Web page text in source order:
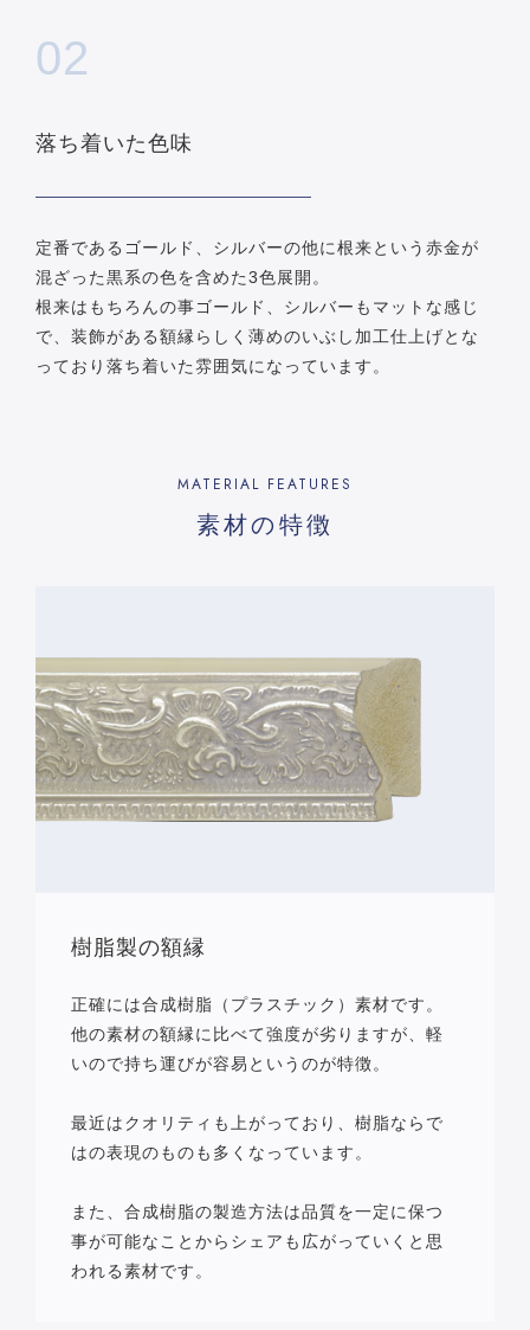
02
落ち着いた色味
定番であるゴールド、シルバーの他に根来という赤金が
混ざった黒系の色を含めた3色展開。
根来はもちろんの事ゴールド、シルバーもマットな感じ
で、装飾がある額縁らしく薄めのいぶし加工仕上げとな
っており落ち着いた雰囲気になっています。
素材の特徴
MATERIAL FEATURES
樹脂製の額縁
正確には合成樹脂（プラスチック）素材です。
他の素材の額縁に比べて強度が劣りますが、軽
いので持ち運びが容易というのが特徴。
最近はクオリティも上がっており、樹脂ならで
はの表現のものも多くなっています。
また、合成樹脂の製造方法は品質を一定に保つ
事が可能なことからシェアも広がっていくと思
われる素材です。